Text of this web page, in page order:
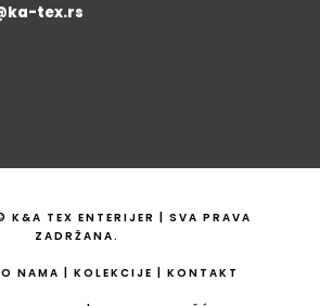
tex.rs
K&A TEX ENTERIJER | SVA PRAVA
ZADRŽANA.
O NAMA | KOLEKCIJE | KONTAKT